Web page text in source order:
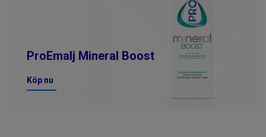
ProEmalj Mineral Boost
Köp nu